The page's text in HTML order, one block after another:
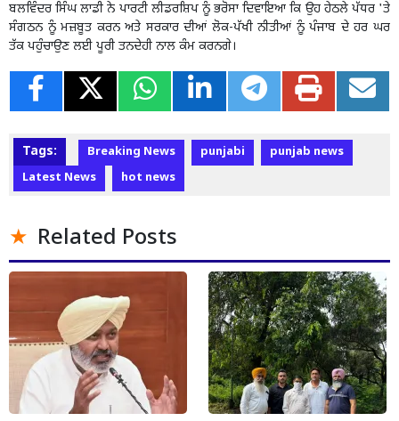
ਬਲਵਿੰਦਰ ਸਿੰਘ ਲਾਡੀ ਨੇ ਪਾਰਟੀ ਲੀਡਰਸ਼ਿਪ ਨੂੰ ਭਰੋਸਾ ਦਿਵਾਇਆ ਕਿ ਉਹ ਹੇਠਲੇ ਪੱਧਰ 'ਤੇ
ਸੰਗਠਨ ਨੂੰ ਮਜ਼ਬੂਤ ਕਰਨ ਅਤੇ ਸਰਕਾਰ ਦੀਆਂ ਲੋਕ-ਪੱਖੀ ਨੀਤੀਆਂ ਨੂੰ ਪੰਜਾਬ ਦੇ ਹਰ ਘਰ
ਤੱਕ ਪਹੁੰਚਾਉਣ ਲਈ ਪੂਰੀ ਤਨਦੇਹੀ ਨਾਲ ਕੰਮ ਕਰਨਗੇ।
Tags: Breaking News punjabi
punjab news
Latest News
hot news
Related Posts